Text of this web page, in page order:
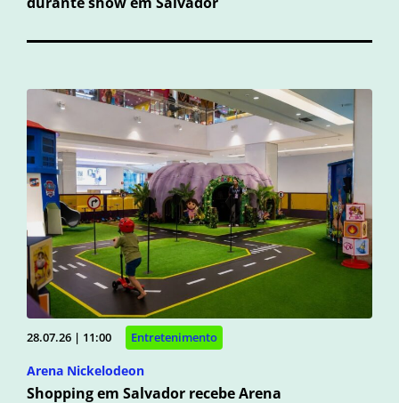
28.07.26 | 11:00 Entretenimento
Arena Nickelodeon
Shopping em Salvador recebe Arena